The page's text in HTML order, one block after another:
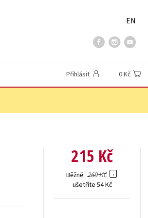
EN
Přihlásit 0 Kč
215 Kč
Běžně 269 Kč
ušetříte 54 Kč